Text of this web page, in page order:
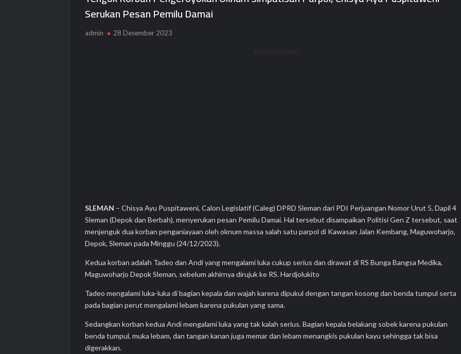
Layanan Muamalat Digital Integrated Access Bank Muamalat Tumbuh Positif
Program AZKO Purwakarta, Ajak Warga Hidup Berkualitas pada Momen Last Chance BOOM SALE
Serukan Pesan Pemilu Damai
admin 28 Desember 2023
SLEMAN – Chisya Ayu Puspitaweni, Calon Legislatif (Caleg) DPRD Sleman dari PDI Perjuangan Nomor Urut 5, Dapil 4
Sleman (Depok dan Berbah), menyerukan pesan Pemilu Damai. Hal tersebut disampaikan Politisi Gen Z tersebut, saat
menjenguk dua korban penganiayaan oleh oknum massa salah satu parpol di Kawasan Jalan Kembang, Maguwoharjo,
Depok, Sleman pada Minggu (24/12/2023).
Kedua korban adalah Tadeo dan Andi yang mengalami luka cukup serius dan dirawat di RS Bunga Bangsa Medika,
Maguwoharjo Depok Sleman, sebelum akhirnya dirujuk ke RS. Hardjolukito
Tadeo mengalami luka-luka di bagian kepala dan wajah karena dipukul dengan tangan kosong dan benda tumpul serta
pada bagian perut mengalami lebam karena pukulan yang sama.
Sedangkan korban kedua Andi mengalami luka yang tak kalah serius. Bagian kepala belakang sobek karena pukulan
benda tumpul, muka lebam, dan tangan kanan juga memar dan lebam menangkis pukulan kayu sehingga tak bisa
digerakkan.